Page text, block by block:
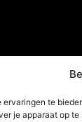
ervaringen te
je apparaat op